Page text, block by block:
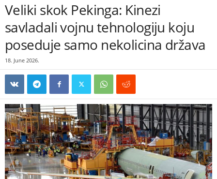
Veliki skok Pekinga: Kinezi
savladali vojnu tehnologiju koju
poseduje samo nekolicina država
18. June 2026.